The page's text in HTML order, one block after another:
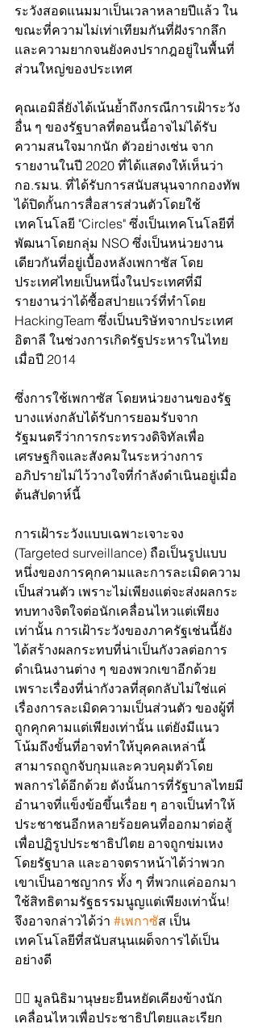
ระวังสอดแนมมาเป็นเวลาหลายปีแล้ว ใน
ขณะที่ความไม่เท่าเทียมกันที่ฝังรากลึก
และความยากจนยังคงปรากฎอยู่ในพื้นที่
ส่วนใหญ่ของประเทศ
คุณเอมิลี่ยังได้เน้นย้ำถึงกรณีการเฝ้าระวัง
อื่น ๆ ของรัฐบาลที่ตอนนี้อาจไม่ได้รับ
ความสนใจมากนัก ตัวอย่างเช่น จาก
รายงานในปี 2020 ที่ได้แสดงให้เห็นว่า
กอ.รมน. ที่ได้รับการสนับสนุนจากกองทัพ
ได้ปิดกั้นการสื่อสารส่วนตัวโดยใช้
เทคโนโลยี "Circles" ซึ่งเป็นเทคโนโลยีที่
พัฒนาโดยกลุ่ม NSO ซึ่งเป็นหน่วยงาน
เดียวกันที่อยู่เบื้องหลังเพกาซัส โดย
ประเทศไทยเป็นหนึ่งในประเทศที่มี
รายงานว่าได้ซื้อสปายแวร์ที่ทำโดย
HackingTeam ซึ่งเป็นบริษัทจากประเทศ
อิตาลี ในช่วงการเกิดรัฐประหารในไทย
เมื่อปี 2014
ซึ่งการใช้เพกาซัส โดยหน่วยงานของรัฐ
บางแห่งกลับได้รับการยอมรับจาก
รัฐมนตรีว่าการกระทรวงดิจิทัลเพื่อ
เศรษฐกิจและสังคมในระหว่างการ
อภิปรายไม่ไว้วางใจที่กำลังดำเนินอยู่เมื่อ
ต้นสัปดาห์นี้
การเฝ้าระวังแบบเฉพาะเจาะจง
(Targeted surveillance) ถือเป็นรูปแบบ
หนึ่งของการคุกคามและการละเมิดความ
เป็นส่วนตัว เพราะไม่เพียงแต่จะส่งผลกระ
ทบทางจิตใจต่อนักเคลื่อนไหวแต่เพียง
เท่านั้น การเฝ้าระวังของภาครัฐเช่นนี้ยัง
ได้สร้างผลกระทบที่น่าเป็นกังวลต่อการ
ดำเนินงานต่าง ๆ ของพวกเขาอีกด้วย
เพราะเรื่องที่น่ากังวลที่สุดกลับไม่ใช่แค่
เรื่องการละเมิดความเป็นส่วนตัว ของผู้ที่
ถูกคุกคามแต่เพียงเท่านั้น แต่ยังมีแนว
โน้มถึงขั้นที่อาจทำให้บุคคลเหล่านี้
สามารถถูกจับกุมและควบคุมตัวโดย
พลการได้อีกด้วย ดังนั้นการที่รัฐบาลไทยมี
อำนาจที่แข็งข้อขึ้นเรื่อย ๆ อาจเป็นทำให้
ประชาชนอีกหลายร้อยคนที่ออกมาต่อสู้
เพื่อปฏิรูปประชาธิปไตย อาจถูกข่มเหง
โดยรัฐบาล และอาจตราหน้าได้ว่าพวก
เขาเป็นอาชญากร ทั้ง ๆ ที่พวกแค่ออกมา
ใช้สิทธิตามรัฐธรรมนูญแต่เพียงเท่านั้น!
จึงอาจกล่าวได้ว่า #เพกาซัส เป็น
เทคโนโลยีที่สนับสนุนเผด็จการได้เป็น
อย่างดี
✊🏻 มูลนิธิมานุษยะยืนหยัดเคียงข้างนัก
เคลื่อนไหวเพื่อประชาธิปไตยและเรียก